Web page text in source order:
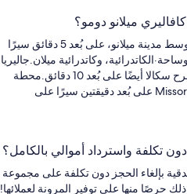
ميلانو دومو؟
توجد إقامة الفندق هذه في وسط مدينة ميلانو، على بُعد 5 دقائق سيرًا
وكاتدرائية ميلان.جاليريا
فيتوريو إيمانويل الثاني ومسرح سكالا أيضًا على بُعد 10 دقائق.محطة
ميسوري وMissori M3 Tram Stop على بُعد دقيقتين سيرًا على
تكلفة واسترداد أموالي بالكامل؟
بإلغاء الحجز دون تكلفة على مجموعة
حرصًا منها على توفير المرونة لعملائها!